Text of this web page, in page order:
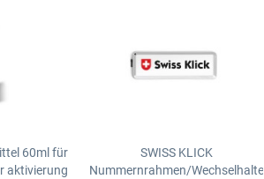
60ml für
aktivierung
SWISS KLICK
Nummernrahmen/Wechselhalter